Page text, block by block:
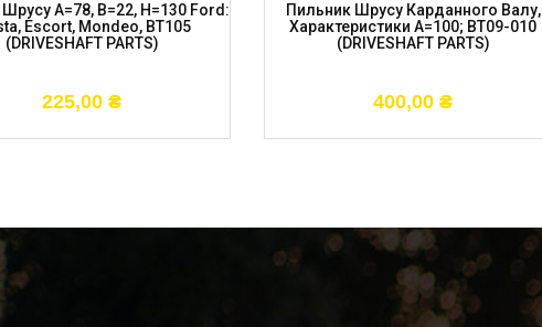
A=78, B=22, H=130 Ford:
Escort, Mondeo, BT105
(DRIVESHAFT PARTS)
225,00 ₴
Пильник Шрусу Карданного Валу,
Характеристики A=100; BT09-010
(DRIVESHAFT PARTS)
400,00 ₴